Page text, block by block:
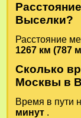
Выселки?
Расстояние
1267 км (787
Сколько
Москвы в
Время в пути
минут .